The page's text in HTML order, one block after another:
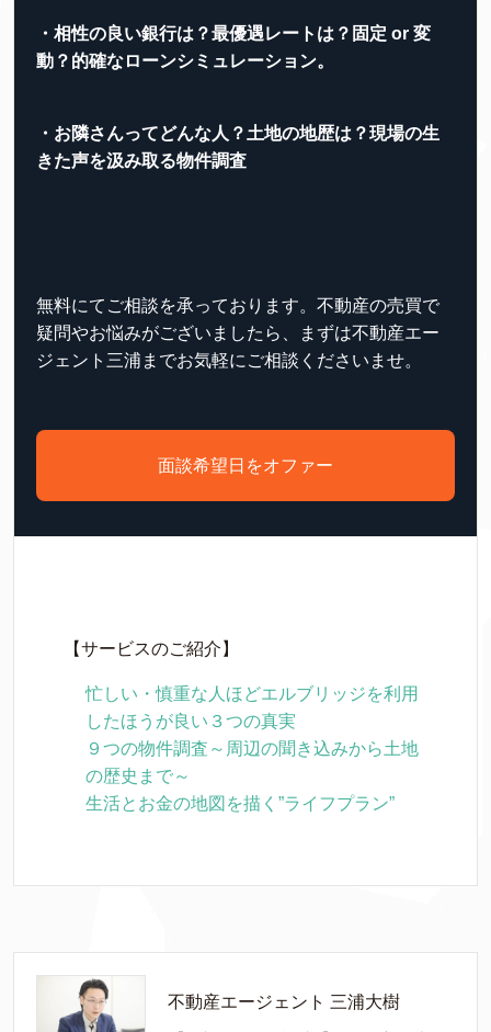
・相性の良い銀行は？最優遇レートは？固定 or 変
動？的確なローンシミュレーション。
・お隣さんってどんな人？土地の地歴は？現場の生
きた声を汲み取る物件調査
無料にてご相談を承っております。不動産の売買で
疑問やお悩みがございましたら、まずは不動産エー
ジェント三浦までお気軽にご相談くださいませ。
面談希望日をオファー
【サービスのご紹介】
忙しい・慎重な人ほどエルブリッジを利用
したほうが良い３つの真実
９つの物件調査～周辺の聞き込みから土地
の歴史まで～
生活とお金の地図を描く”ライフプラン”
不動産エージェント 三浦大樹